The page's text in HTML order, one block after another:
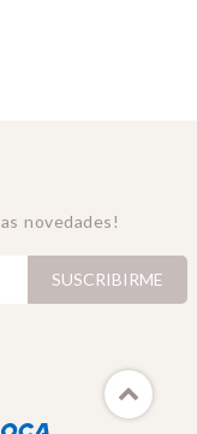
novedades!
SUSCRIBIRME